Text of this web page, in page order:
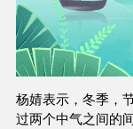
杨婧表示，冬季，
过两个中气之间的